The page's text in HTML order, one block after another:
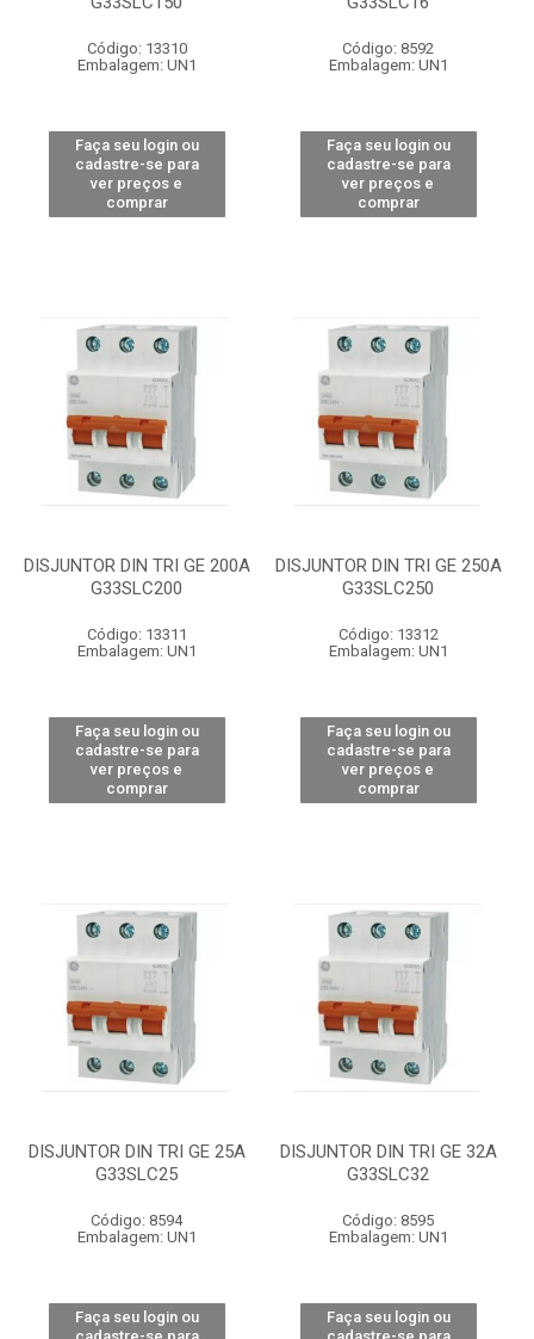
Código: 13310
Embalagem: UN1
Faça seu login ou
cadastre-se para
ver preços e
comprar
Código: 8592
Embalagem: UN1
Faça seu login ou
cadastre-se para
ver preços e
comprar
DISJUNTOR DIN TRI GE 200A
G33SLC200
Código: 13311
Embalagem: UN1
Faça seu login ou
cadastre-se para
ver preços e
comprar
DISJUNTOR DIN TRI GE 250A
G33SLC250
Código: 13312
Embalagem: UN1
Faça seu login ou
cadastre-se para
ver preços e
comprar
DISJUNTOR DIN TRI GE 25A
G33SLC25
Código: 8594
Embalagem: UN1
Faça seu login ou
DISJUNTOR DIN TRI GE 32A
G33SLC32
Código: 8595
Embalagem: UN1
Faça seu login ou